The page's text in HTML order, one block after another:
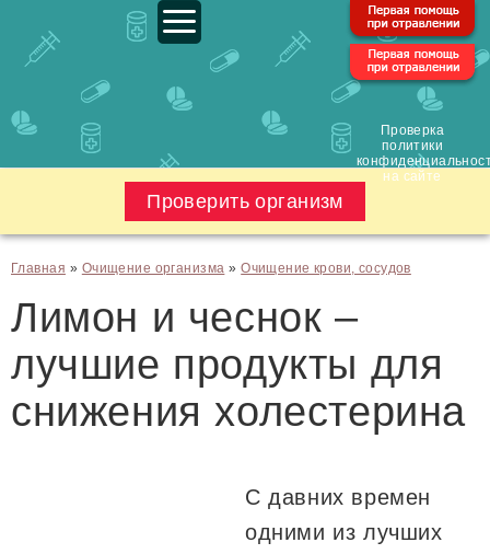
Проверка
политики
на сайте
Проверить организм
Главная » Очищение организма »Очищение крови, сосудов
Лимон и чеснок –
лучшие продукты для
снижения холестерина
С давних времен
одними из лучших